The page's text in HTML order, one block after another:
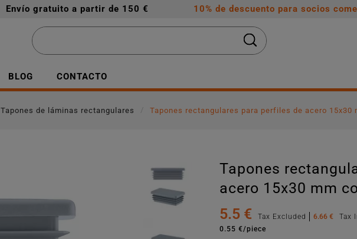
Envío gratuito a partir de 150 € 10% de descuento para socios
BLOG CONTACTO
Tapones de láminas rectangulares Tapones rectangulares para perfiles de acero 15x30
Tapones
acero 15x30 mm
5.5 €
Tax Excluded 6.66 €
Tax
0.55 €/piece